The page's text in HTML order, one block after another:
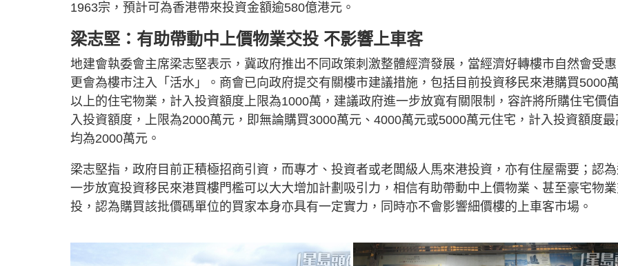
1963宗，預計可為香港帶來投資金額逾580億港元。
梁志堅：有助帶動中上價物業交投 不影響上車客
地建會執委會主席梁志堅表示，冀政府推出不同政策刺激整體經濟發展，當經濟好轉樓市自然會受
更會為樓市注入「活水」。商會已向政府提交有關樓市建議措施，包括目前投資移民來港購買5000
以上的住宅物業，計入投資額度上限為1000萬，建議政府進一步放寬有關限制，容許將所購住宅價
入投資額度，上限為2000萬元，即無論購買3000萬元、4000萬元或5000萬元住宅，計入投資額度最
均為2000萬元。
梁志堅指，政府目前正積極招商引資，而專才、投資者或老闆級人馬來港投資，亦有住屋需要；認
一步放寬投資移民來港買樓門檻可以大大增加計劃吸引力，相信有助帶動中上價物業、甚至豪宅物
投，認為購買該批價碼單位的買家本身亦具有一定實力，同時亦不會影響細價樓的上車客市場。